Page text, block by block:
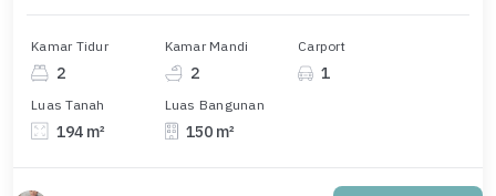
Kamar Tidur
2
Kamar Mandi
2
Carport
1
Luas Tanah
194 m²
Luas Bangunan
150 m²